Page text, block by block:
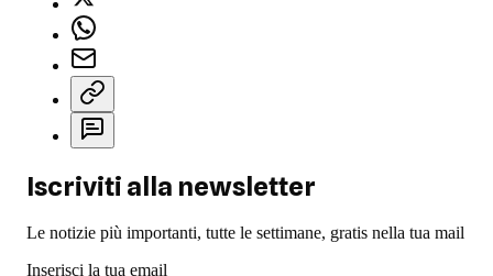
Iscriviti alla newsletter
Le notizie più importanti, tutte le settimane, gratis nella tua mail
Inserisci la tua email